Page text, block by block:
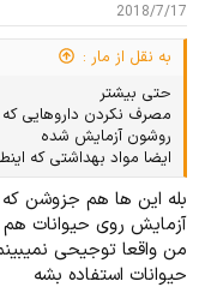
2018/7/17
به نقل از مار :
حتی بیشتر
مصرف نکردن داروهایی که
روشون آزمایش شده
ایضا مواد بهداشتی که
بله این ها هم جزوشن
آزمایش روی حیوانات
من واقعا توجیحی
حیوانات استفاده بشه